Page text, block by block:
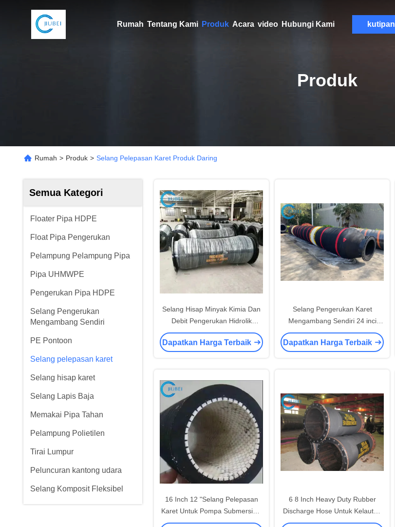
Rumah Tentang Kami Produk Acara video Hubungi Kami kutipan
Produk
Rumah > Produk > Selang Pelepasan Karet Produk Daring
Semua Kategori
Floater Pipa HDPE
Float Pipa Pengerukan
Pelampung Pelampung Pipa
Pipa UHMWPE
Pengerukan Pipa HDPE
Selang Pengerukan
Mengambang Sendiri
PE Pontoon
Selang pelepasan karet
Selang hisap karet
Selang Lapis Baja
Memakai Pipa Tahan
Pelampung Polietilen
Tirai Lumpur
Peluncuran kantong udara
Selang Komposit Fleksibel
Selang Hisap Minyak Kimia Dan
Debit Pengerukan Hidrolik
800mm
Dapatkan Harga Terbaik
Selang Pengerukan Karet
Mengambang Sendiri 24 inci
Untuk Vakum Air Bubur Pasir
Dapatkan Harga Terbaik
16 Inch 12 "Selang Pelepasan
Karet Untuk Pompa Submersible
Keramik Kondisi Penambangan
6 8 Inch Heavy Duty Rubber
Discharge Hose Untuk Kelautan
Alami Tahan Abrasi Kolam